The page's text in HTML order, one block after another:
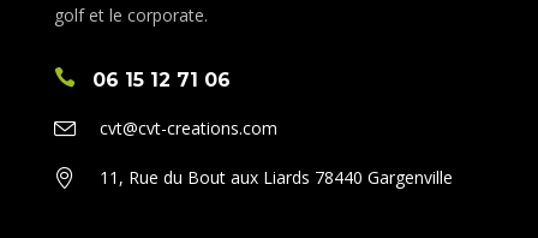
golf et le corporate.
06 15 12 71 06
cvt@cvt-creations.com
11, Rue du Bout aux Liards 78440 Gargenville